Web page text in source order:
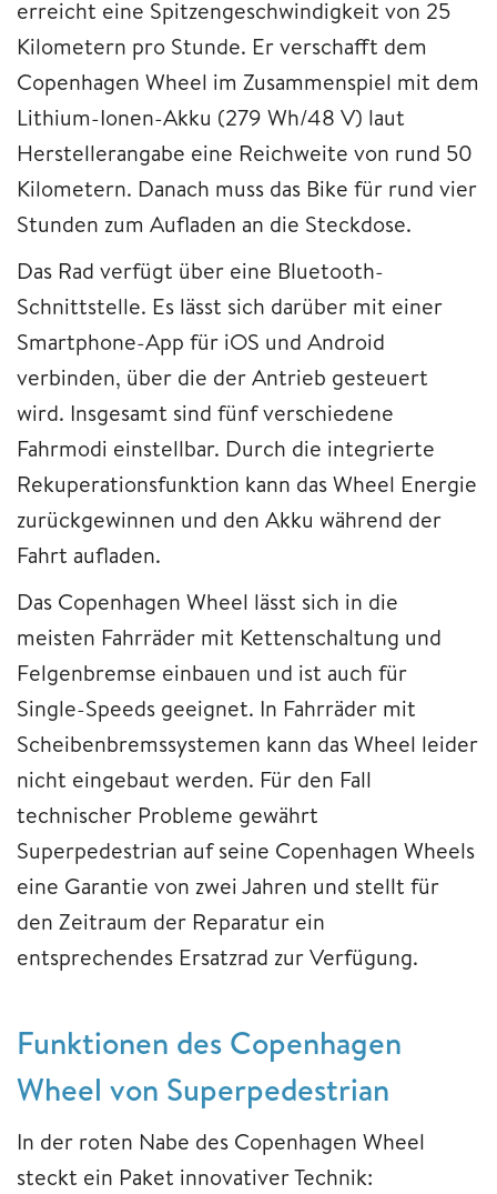
erreicht eine Spitzengeschwindigkeit von 25
Kilometern pro Stunde. Er verschafft dem
Copenhagen Wheel im Zusammenspiel mit dem
Lithium-Ionen-Akku (279 Wh/48 V) laut
Herstellerangabe eine Reichweite von rund 50
Kilometern. Danach muss das Bike für rund vier
Stunden zum Aufladen an die Steckdose.
Das Rad verfügt über eine Bluetooth-
Schnittstelle. Es lässt sich darüber mit einer
Smartphone-App für iOS und Android
verbinden, über die der Antrieb gesteuert
wird. Insgesamt sind fünf verschiedene
Fahrmodi einstellbar. Durch die integrierte
Rekuperationsfunktion kann das Wheel Energie
zurückgewinnen und den Akku während der
Fahrt aufladen.
Das Copenhagen Wheel lässt sich in die
meisten Fahrräder mit Kettenschaltung und
Felgenbremse einbauen und ist auch für
Single-Speeds geeignet. In Fahrräder mit
Scheibenbremssystemen kann das Wheel leider
nicht eingebaut werden. Für den Fall
technischer Probleme gewährt
Superpedestrian auf seine Copenhagen Wheels
eine Garantie von zwei Jahren und stellt für
den Zeitraum der Reparatur ein
entsprechendes Ersatzrad zur Verfügung.
Funktionen des Copenhagen
Wheel von Superpedestrian
In der roten Nabe des Copenhagen Wheel
steckt ein Paket innovativer Technik: